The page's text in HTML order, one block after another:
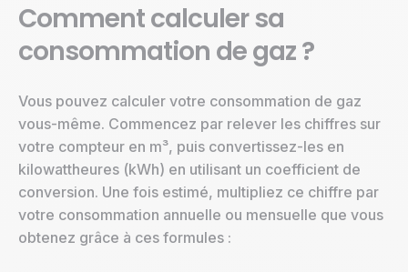
Comment calculer sa
consommation de gaz ?
Vous pouvez calculer votre consommation de gaz
vous-même. Commencez par relever les chiffres sur
votre compteur en m³, puis convertissez-les en
kilowattheures (kWh) en utilisant un coefficient de
conversion. Une fois estimé, multipliez ce chiffre par
votre consommation annuelle ou mensuelle que vous
obtenez grâce à ces formules :